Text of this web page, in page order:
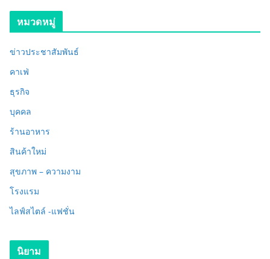
หมวดหมู่
ข่าวประชาสัมพันธ์
คาเฟ่
ธุรกิจ
บุคคล
ร้านอาหาร
สินค้าใหม่
สุขภาพ – ความงาม
โรงแรม
ไลฟ์สไตล์ -แฟชั่น
นิยาม